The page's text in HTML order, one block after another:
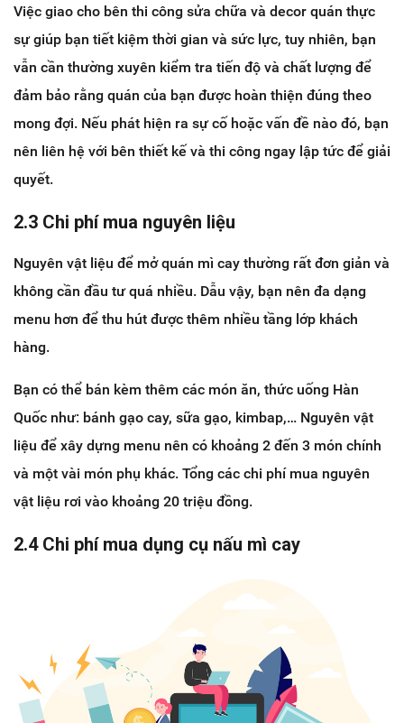
Việc giao cho bên thi công sửa chữa và decor quán thực
sự giúp bạn tiết kiệm thời gian và sức lực, tuy nhiên, bạn
vẫn cần thường xuyên kiểm tra tiến độ và chất lượng để
đảm bảo rằng quán của bạn được hoàn thiện đúng theo
mong đợi. Nếu phát hiện ra sự cố hoặc vấn đề nào đó, bạn
nên liên hệ với bên thiết kế và thi công ngay lập tức để giải
quyết.
2.3 Chi phí mua nguyên liệu
Nguyên vật liệu để mở quán mì cay thường rất đơn giản và
không cần đầu tư quá nhiều. Dẫu vậy, bạn nên đa dạng
menu hơn để thu hút được thêm nhiều tầng lớp khách
hàng.
Bạn có thể bán kèm thêm các món ăn, thức uống Hàn
Quốc như: bánh gạo cay, sữa gạo, kimbap,… Nguyên vật
liệu để xây dựng menu nên có khoảng 2 đến 3 món chính
và một vài món phụ khác. Tổng các chi phí mua nguyên
vật liệu rơi vào khoảng 20 triệu đồng.
2.4 Chi phí mua dụng cụ nấu mì cay